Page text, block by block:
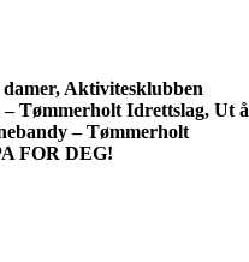
Aktivitesklubben
Tømmerholt Idrettslag, Ut å
– Tømmerholt
FOR DEG!